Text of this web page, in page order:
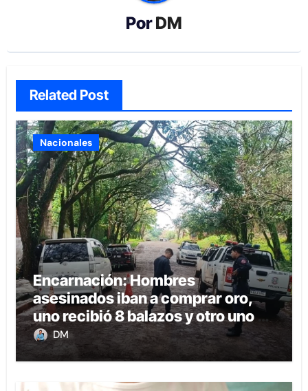
PorDM
Related Post
Nacionales
Encarnación: Hombres
asesinados iban a comprar oro,
uno recibió 8 balazos y otro uno en
la boca
DM